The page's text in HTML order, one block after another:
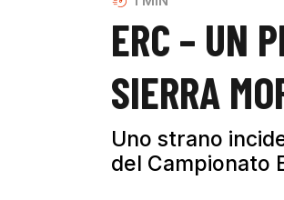
ERC – UN
SIERRA
Uno strano
del Campionato